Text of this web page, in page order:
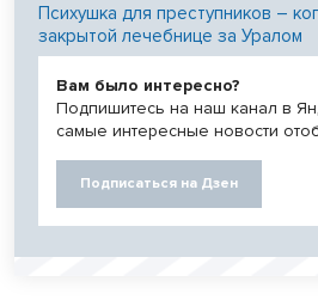
Психушка для преступников –
закрытой лечебнице за Уралом
Вам было интересно?
Подпишитесь на наш канал в
самые интересные новости
Подписаться на Дзен